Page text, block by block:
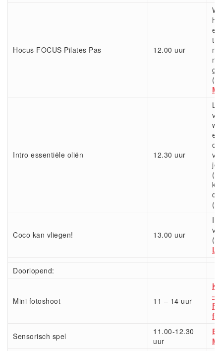
Hocus FOCUS Pilates Pas 12.00 uur
te
(
Intro essentiële oliën 12.30 uur
je
(
Coco kan vliegen! 13.00 uur
(
Doorlopend:
Mini fotoshoot 11 – 14 uur
–
Sensorisch spel
11.00-12.30
uur